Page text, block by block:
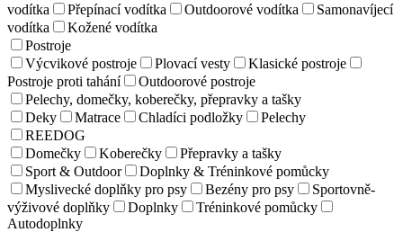
vodítka
Přepínací vodítka Outdoorové vodítka
Samonavíjecí
vodítka
Kožené vodítka
Postroje
Výcvikové postroje
Plovací vesty
Klasické postroje
Postroje proti tahání
Outdoorové postroje
Pelechy, domečky, koberečky, přepravky a tašky
Deky
Matrace Chladíci podložky
Pelechy
REEDOG
Domečky
Koberečky
Přepravky a tašky
Sport & Outdoor
Doplnky & Tréninkové pomůcky
Myslivecké doplňky pro psy
Bezény pro psy
Sportovně-
výživové doplňky
Doplnky
Tréninkové pomůcky
Autodoplnky